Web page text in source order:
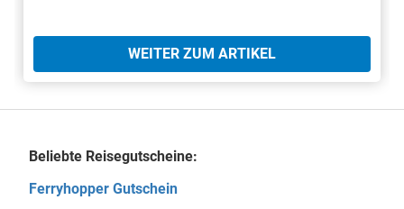
WEITER ZUM ARTIKEL
Beliebte Reisegutscheine:
Ferryhopper Gutschein